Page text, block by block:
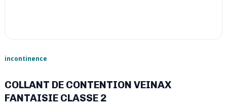
incontinence
COLLANT DE CONTENTION VEINAX
FANTAISIE CLASSE 2